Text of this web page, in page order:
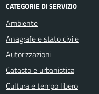
CATEGORIE DI SERVIZIO
Ambiente
Anagrafe e stato civile
Autorizzazioni
Catasto e urbanistica
Cultura e tempo libero